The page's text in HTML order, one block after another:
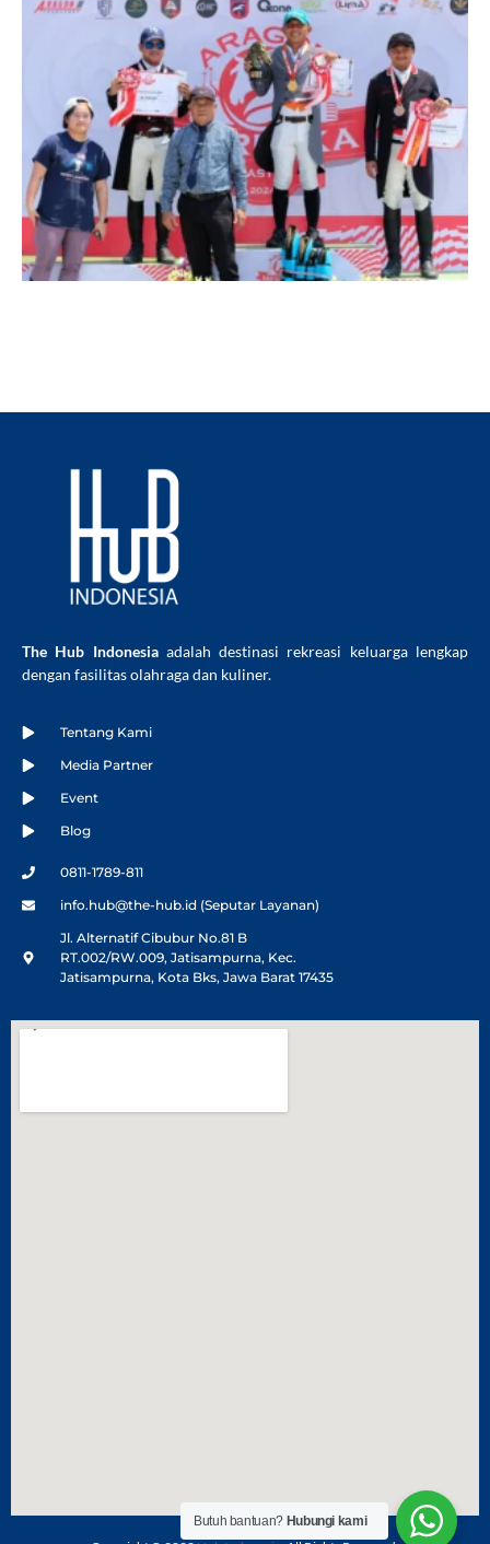
The Hub Indonesiaadalah destinasi rekreasi keluarga lengkap
dengan fasilitas olahraga dan kuliner.
Tentang Kami
Media Partner
Event
Blog
0811-1789-811
info.hub@the-hub.id (Seputar Layanan)
Jl. Alternatif Cibubur No.81 B
RT.002/RW.009, Jatisampurna, Kec.
Jatisampurna, Kota Bks, Jawa Barat 17435
Butuh bantuan? Hubungi kami